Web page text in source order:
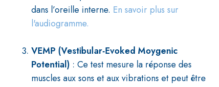
dans l’oreille interne. En savoir plus sur
l'audiogramme.
VEMP (Vestibular-Evoked Moygenic
Potential) : Ce test mesure la réponse des
muscles aux sons et aux vibrations et peut être